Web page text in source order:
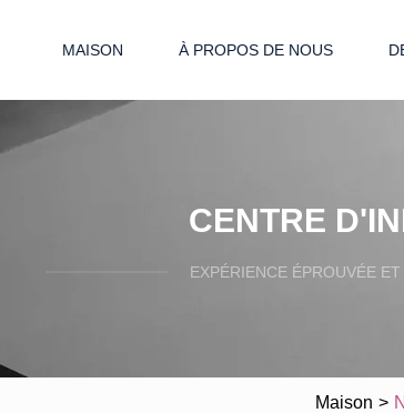
MAISON À PROPOS DE NOUS
CENTRE
EXPÉRIENCE ÉPROUVÉE
Maison >